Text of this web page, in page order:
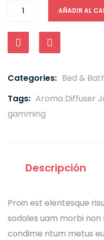
AÑADIR AL
Compare
Categories: Bed &
Tags: Aroma Diffuser
gamming
Descripción
Proin est elentesque
sodales uam morbi
condime ntum metus